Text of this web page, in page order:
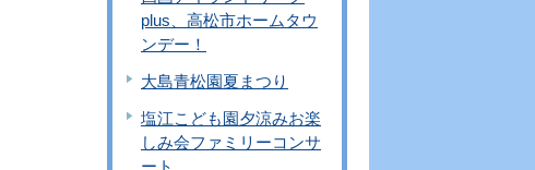
plus、高松市ホームタウ
ンデー！
大島青松園夏まつり
塩江こども園夕涼みお楽
しみ会ファミリーコンサ
ート